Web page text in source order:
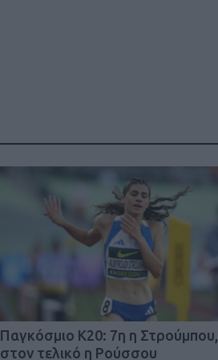
Παγκόσμιο Κ20: 7η η Στρούμπου,
στον τελικό η Ρούσσου